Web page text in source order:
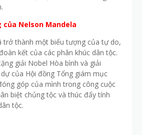
Nelson Mandela
trở thành một biểu tượng của tự do,
kết của các phân khúc dân tộc.
giải Nobel Hòa bình và giải
của Hội đồng Tổng giám mục
góp của mình trong công cuộc
biệt chủng tộc và thúc đẩy tính
tộc.